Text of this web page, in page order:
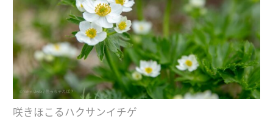
咲きほこるハクサンイチゲ